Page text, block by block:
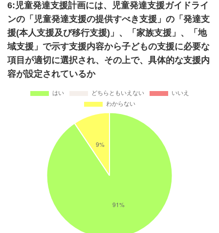
6:児童発達支援計画には、児童発達支援ガイドライ
ンの「児童発達支援の提供すべき支援」の「発達支
援(本人支援及び移行支援)」、「家族支援」、「地
域支援」で示す支援内容から子どもの支援に必要な
項目が適切に選択され、その上で、具体的な支援内
容が設定されているか